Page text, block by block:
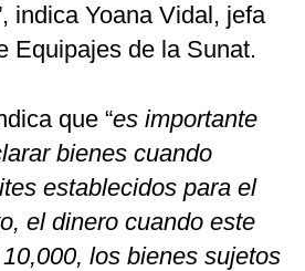
indica Yoana Vidal, jefa
Equipajes de la Sunat.
que “es importante
bienes cuando
establecidos para el
el dinero cuando este
los bienes sujetos